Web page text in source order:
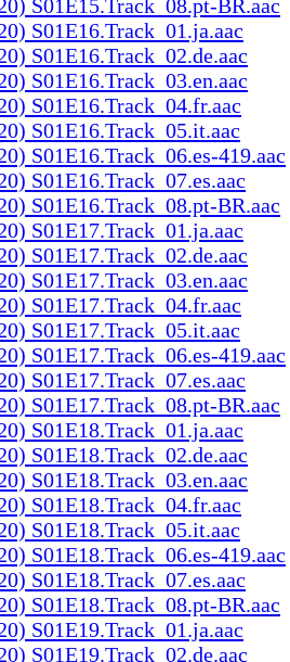
S01E15.Track_08.pt-BR.aac
S01E16.Track_01.ja.aac
S01E16.Track_02.de.aac
S01E16.Track_03.en.aac
S01E16.Track_04.fr.aac
S01E16.Track_05.it.aac
S01E16.Track_06.es-419.aac
S01E16.Track_07.es.aac
S01E16.Track_08.pt-BR.aac
S01E17.Track_01.ja.aac
S01E17.Track_02.de.aac
S01E17.Track_03.en.aac
S01E17.Track_04.fr.aac
S01E17.Track_05.it.aac
S01E17.Track_06.es-419.aac
S01E17.Track_07.es.aac
S01E17.Track_08.pt-BR.aac
S01E18.Track_01.ja.aac
S01E18.Track_02.de.aac
S01E18.Track_03.en.aac
S01E18.Track_04.fr.aac
S01E18.Track_05.it.aac
S01E18.Track_06.es-419.aac
S01E18.Track_07.es.aac
S01E18.Track_08.pt-BR.aac
S01E19.Track_01.ja.aac
S01E19.Track_02.de.aac